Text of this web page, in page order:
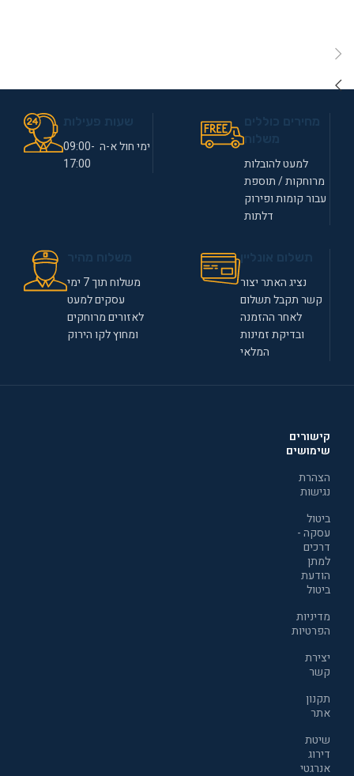
למעט להובלות
מרוחקות / תוספת
עבור קומות ופירוק
דלתות
ימי חול א-ה 09:00-
17:00
נציג האתר יצור
קשר תקבל תשלום
לאחר ההזמנה
ובדיקת זמינות
המלאי
משלוח תוך 7 ימי
עסקים למעט
לאזורים מרוחקים
ומחוץ לקו הירוק
קישורים
שימושים
הצהרת
נגישות
ביטול
עסקה -
דרכים
למתן
הודעת
ביטול
מדיניות
הפרטיות
יצירת
קשר
תקנון
אתר
שיטת
דירוג
אנרגטי